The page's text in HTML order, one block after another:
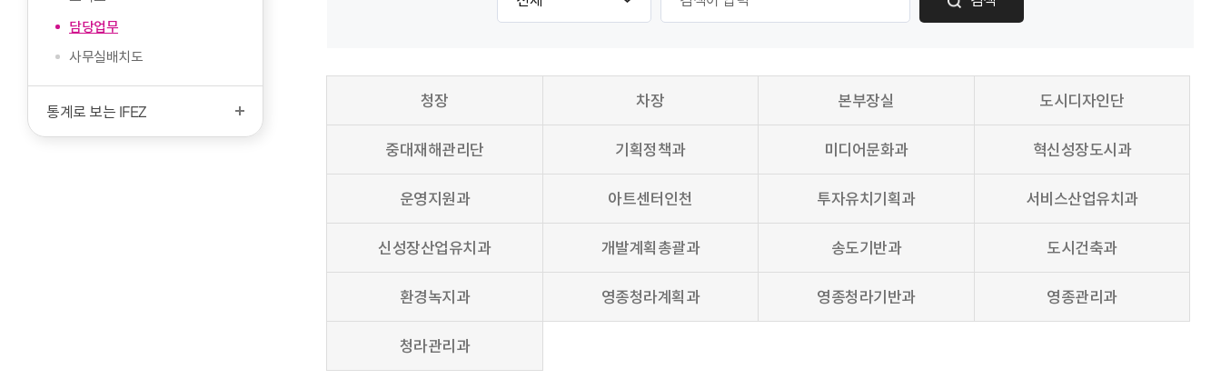
담당업무
사무실배치도
통계로 보는 IFEZ
항
택
물
청장 차장 본부장실 도시디자인단
중대재해관리단 기획정책과 미디어문화과 혁신성장도시과
운영지원과 아트센터인천 투자유치기획과 서비스산업유치과
신성장산업유치과 개발계획총괄과 송도기반과 도시건축과
환경녹지과 영종청라계획과 영종청라기반과 영종관리과
청라관리과